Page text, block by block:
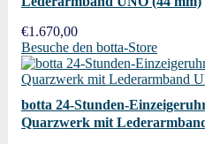
€1.670,00
Besuche den botta-Store
botta 24-Stunden-
Quarzwerk mit